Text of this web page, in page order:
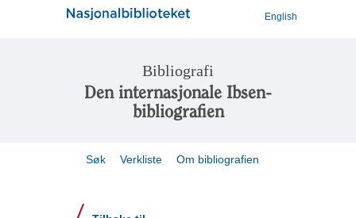
English
Bibliografi
Den internasjonale Ibsen-
bibliografien
Søk Verkliste Om bibliografien